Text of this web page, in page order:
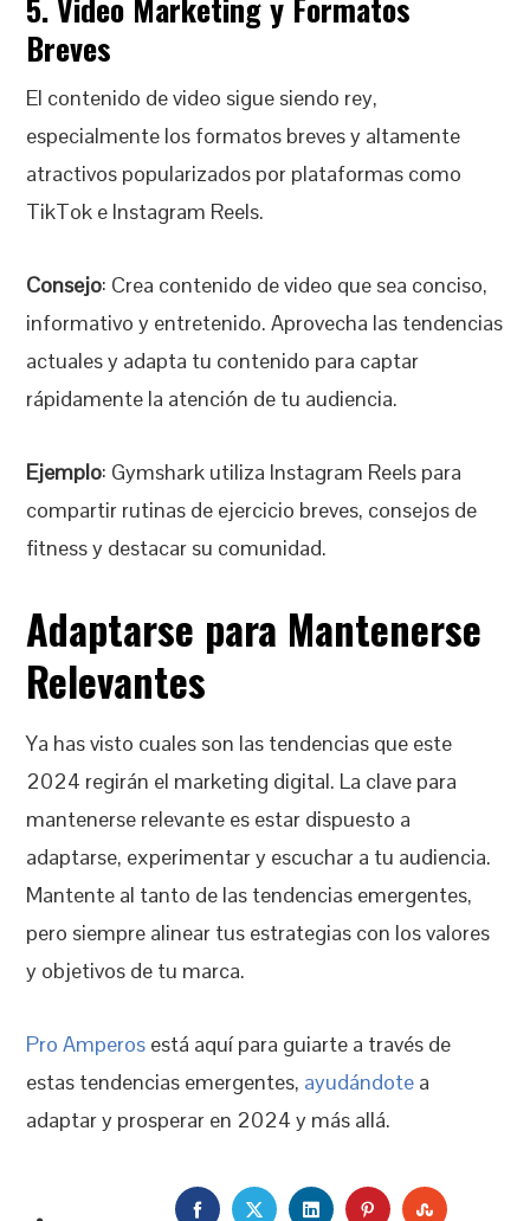
Breves
El contenido de video sigue siendo rey,
especialmente los formatos breves y altamente
atractivos popularizados por plataformas como
TikTok e Instagram Reels.
Consejo: Crea contenido de video que sea conciso,
informativo y entretenido. Aprovecha las tendencias
actuales y adapta tu contenido para captar
rápidamente la atención de tu audiencia.
Ejemplo: Gymshark utiliza Instagram Reels para
compartir rutinas de ejercicio breves, consejos de
fitness y destacar su comunidad.
Adaptarse para Mantenerse
Relevantes
Ya has visto cuales son las tendencias que este
2024 regirán el marketing digital. La clave para
mantenerse relevante es estar dispuesto a
adaptarse, experimentar y escuchar a tu audiencia.
Mantente al tanto de las tendencias emergentes,
pero siempre alinear tus estrategias con los valores
y objetivos de tu marca.
Pro Amperos está aquí para guiarte a través de
estas tendencias emergentes, ayudándote a
adaptar y prosperar en 2024 y más allá.
FACEBOOKTWITTERLINKEDINPINTEREST